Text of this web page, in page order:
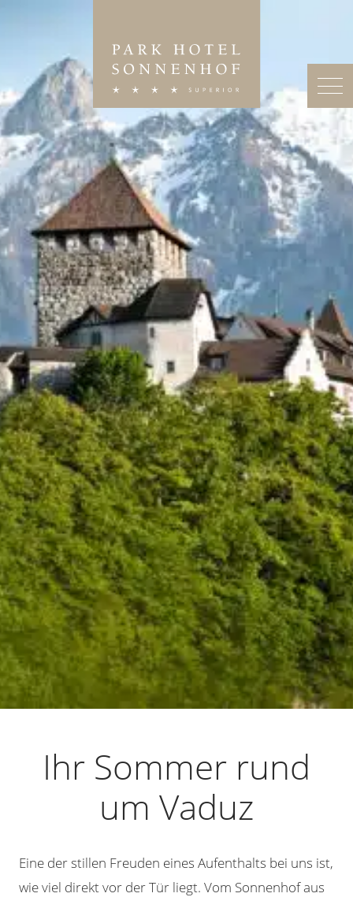
Ihr Sommer rund
um Vaduz
Eine der stillen Freuden eines Aufenthalts bei uns ist,
wie viel direkt vor der Tür liegt. Vom Sonnenhof aus